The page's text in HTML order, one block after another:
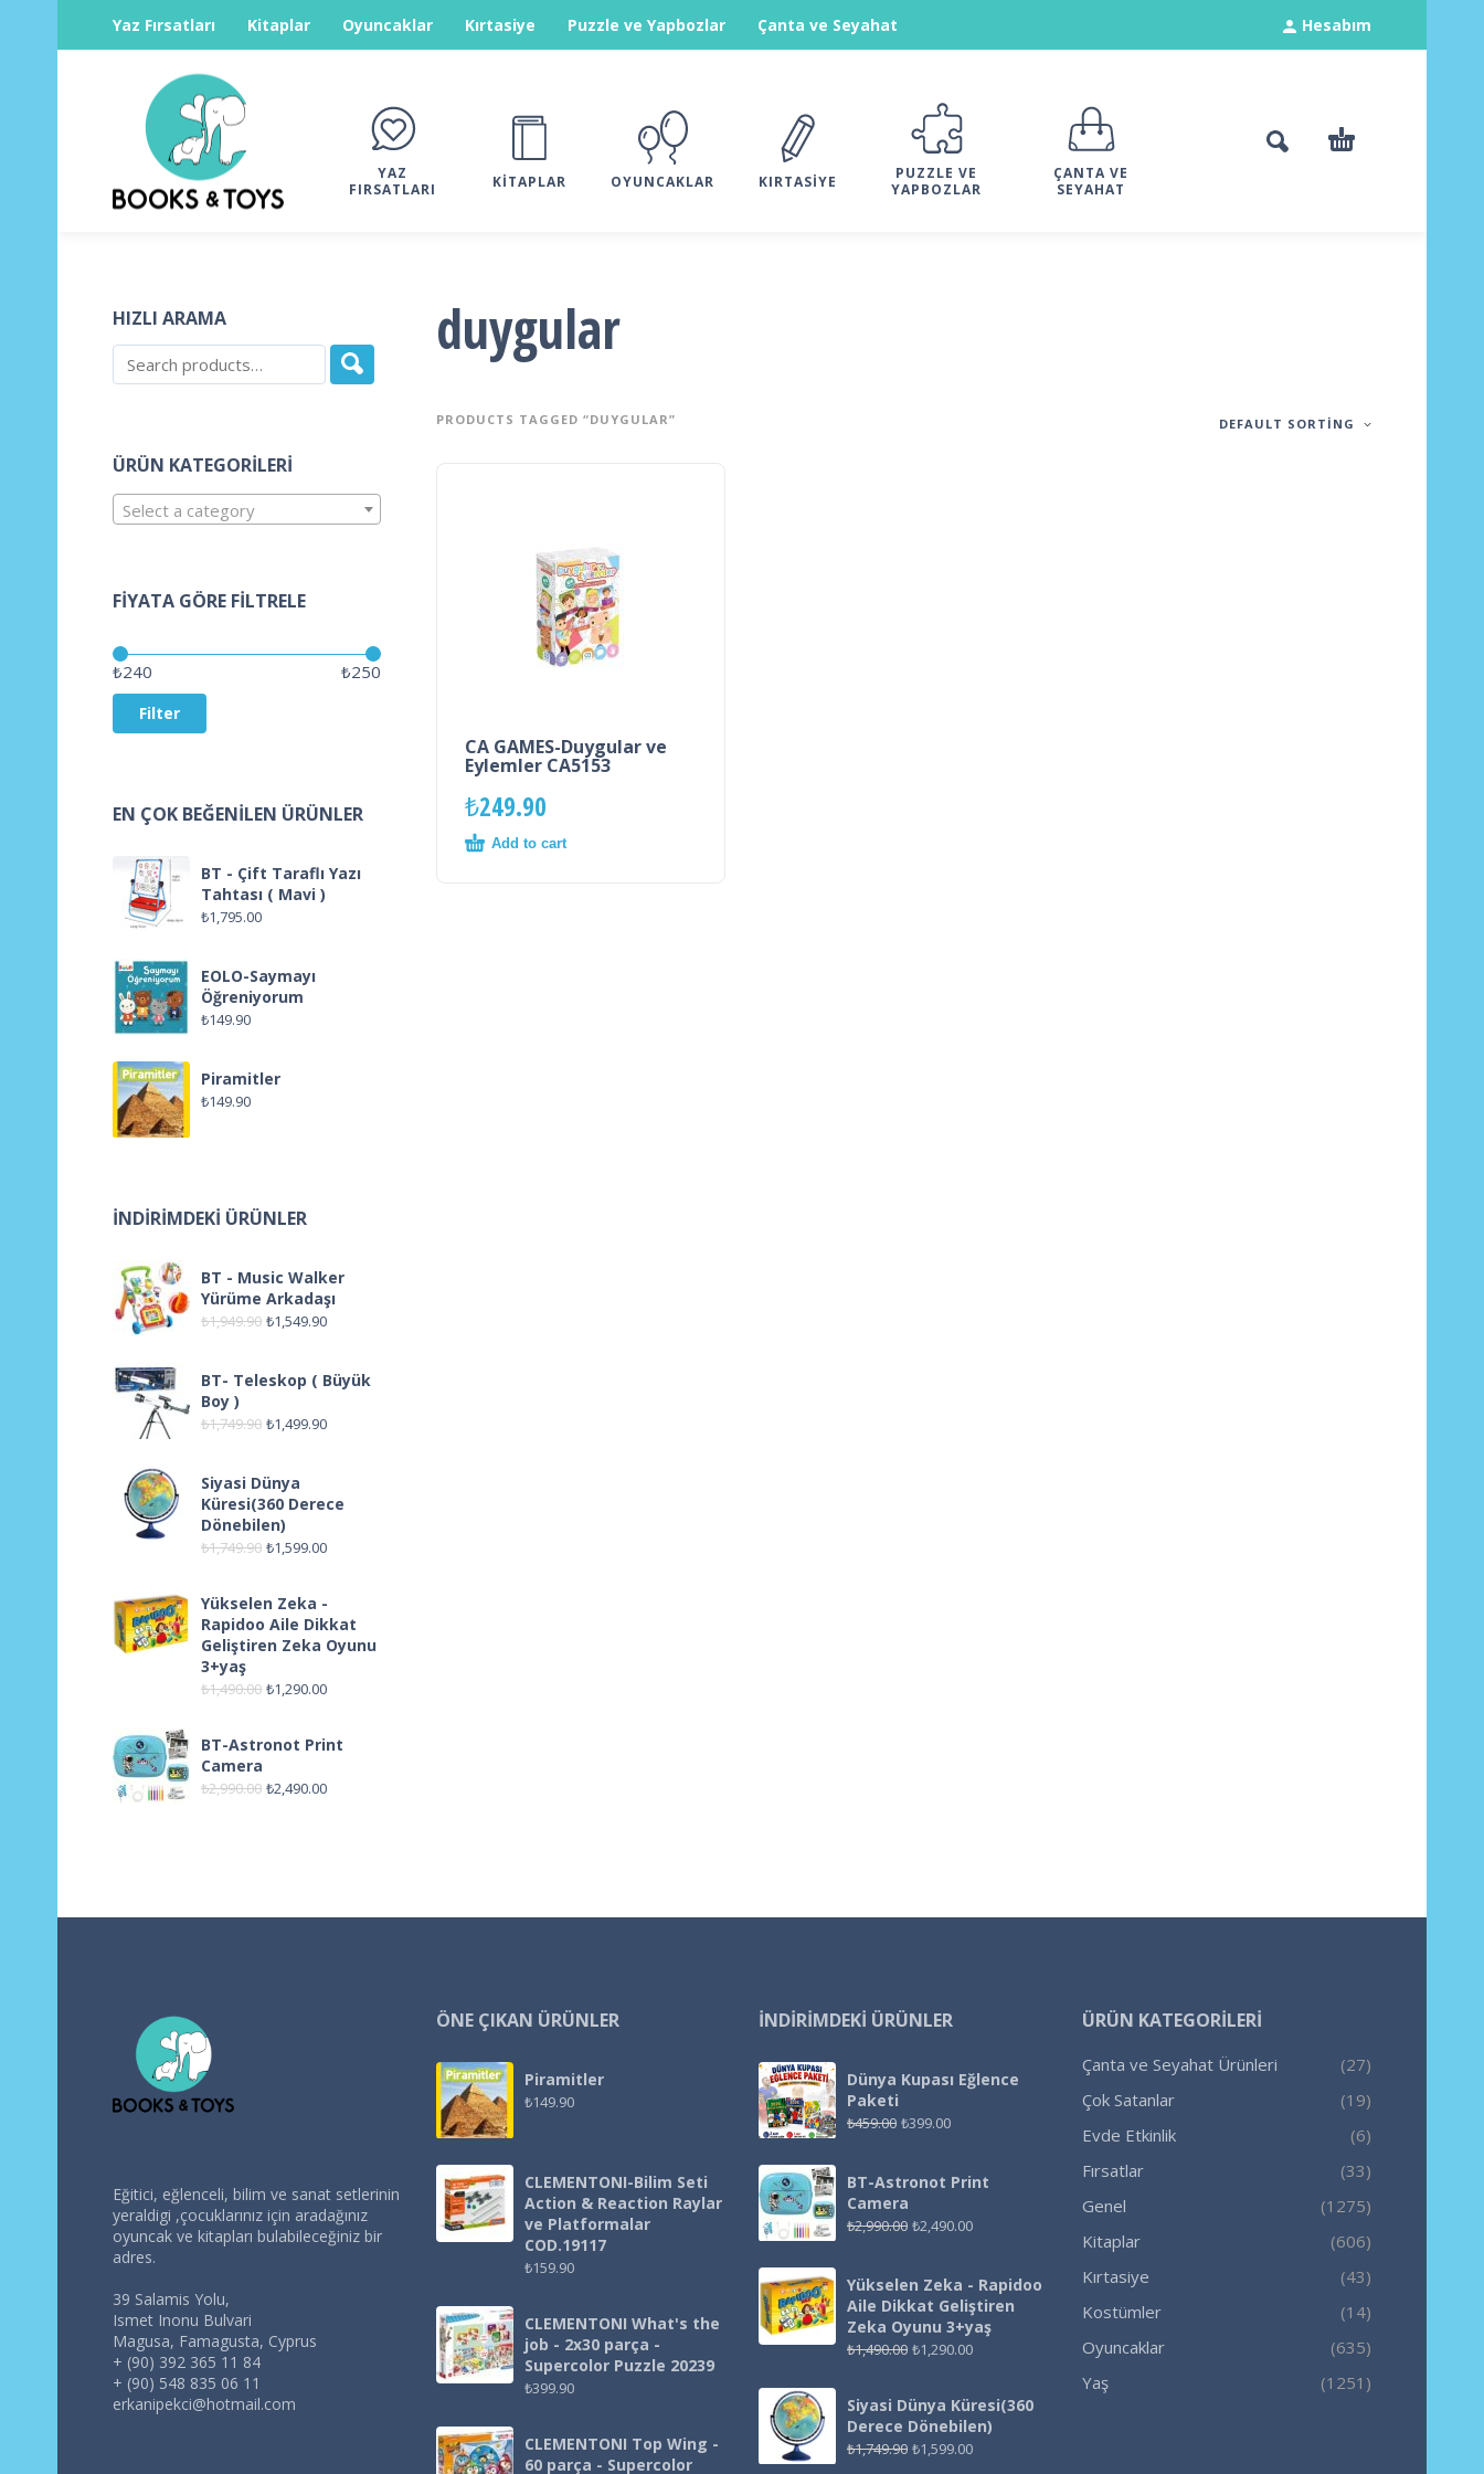
Hesabım
Yaz Fırsatları Kitaplar Oyuncaklar Kırtasiye Puzzle ve Yapbozlar Çanta ve Seyahat
YAZ
FIRSATLARI
KITAPLAR OYUNCAKLAR KIRTASIYE
PUZZLE VE
YAPBOZLAR
ÇANTA VE
SEYAHAT
HIZLI ARAMA
ÜRÜN KATEGORILERI
Select a category
FIYATA GÖRE FILTRELE
Filter
₺240 ₺250
EN ÇOK BEĞENILEN ÜRÜNLER
BT - Çift Taraflı Yazı
Tahtası ( Mavi )
₺1,795.00
EOLO-Saymayı
Öğreniyorum
₺149.90
Piramitler
₺149.90
İNDIRIMDEKI ÜRÜNLER
BT - Music Walker
Yürüme Arkadaşı
₺1,949.90 ₺1,549.90
BT- Teleskop ( Büyük
Boy )
₺1,749.90 ₺1,499.90
Siyasi Dünya
Küresi(360 Derece
Dönebilen)
₺1,749.90 ₺1,599.00
Yükselen Zeka -
Rapidoo Aile Dikkat
Geliştiren Zeka Oyunu
3+yaş
₺1,490.00 ₺1,290.00
BT-Astronot Print
Camera
₺2,990.00 ₺2,490.00
duygular
PRODUCTS TAGGED “DUYGULAR” DEFAULT SORTING
CA GAMES-Duygular ve
Eylemler CA5153
₺249.90
Add to cart
Eğitici, eğlenceli, bilim ve sanat setlerinin
yeraldigi ,çocuklarınız için aradağınız
oyuncak ve kitapları bulabileceğiniz bir
adres.
39 Salamis Yolu,
Ismet Inonu Bulvari
Magusa, Famagusta, Cyprus
+ (90) 392 365 11 84
+ (90) 548 835 06 11
erkanipekci@hotmail.com
ÖNE ÇIKAN ÜRÜNLER
Piramitler
₺149.90
CLEMENTONI-Bilim Seti
Action & Reaction Raylar
ve Platformalar
COD.19117
₺159.90
CLEMENTONI What's the
job - 2x30 parça -
Supercolor Puzzle 20239
₺399.90
CLEMENTONI Top Wing -
60 parça - Supercolor
İNDIRIMDEKI ÜRÜNLER
Dünya Kupası Eğlence
Paketi
₺459.00 ₺399.00
BT-Astronot Print
Camera
₺2,990.00 ₺2,490.00
Yükselen Zeka - Rapidoo
Aile Dikkat Geliştiren
Zeka Oyunu 3+yaş
₺1,490.00 ₺1,290.00
Siyasi Dünya Küresi(360
Derece Dönebilen)
₺1,749.90 ₺1,599.00
ÜRÜN KATEGORILERI
Çanta ve Seyahat Ürünleri
(27)
Çok Satanlar
(19)
Evde Etkinlik
(6)
Fırsatlar
(33)
Genel
(1275)
Kitaplar
(606)
Kırtasiye
(43)
Kostümler
(14)
Oyuncaklar
(635)
Yaş
(1251)